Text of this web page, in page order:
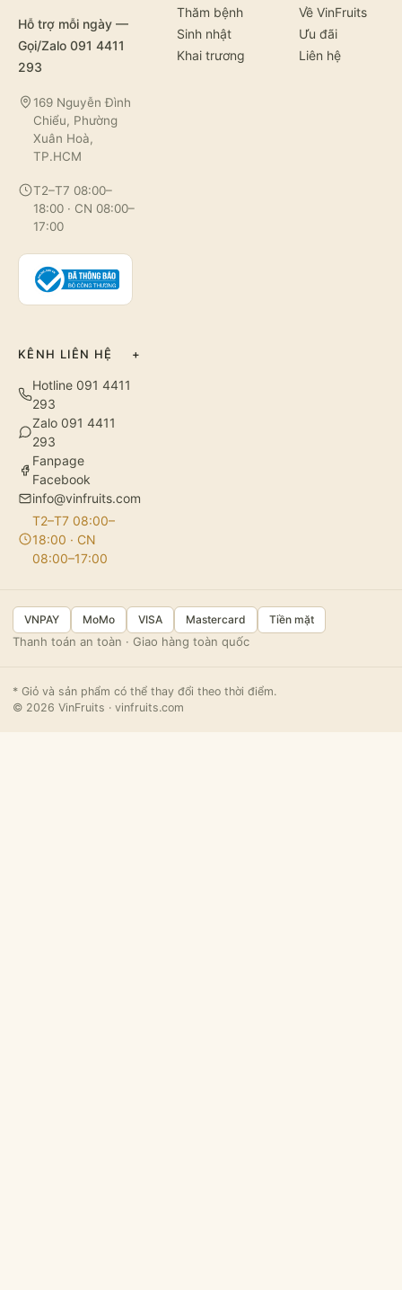
Hỗ trợ mỗi ngày —
Gọi/Zalo 091 4411
293
169 Nguyễn Đình
Chiểu, Phường
Xuân Hoà,
TP.HCM
T2–T7 08:00–
18:00 · CN 08:00–
17:00
Thăm bệnh
Sinh nhật
Khai trương
Về VinFruits
Ưu đãi
Liên hệ
KÊNH LIÊN HỆ +
Hotline 091 4411
293
Zalo 091 4411
293
Fanpage
Facebook
info@vinfruits.com
T2–T7 08:00–
18:00 · CN
08:00–17:00
VNPAY MoMo VISA Mastercard Tiền mặt
Thanh toán an toàn · Giao hàng toàn quốc
* Giỏ và sản phẩm có thể thay đổi theo thời điểm.
© 2026 VinFruits · vinfruits.com